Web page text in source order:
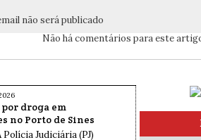
não será publicado
Não há comentários para este
droga em
no Porto de Sines
Polícia Judiciária (PJ)